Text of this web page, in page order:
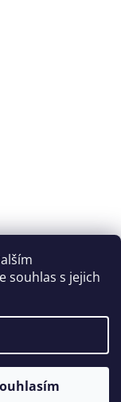
souhlas s jejich
práva vyhrazena.